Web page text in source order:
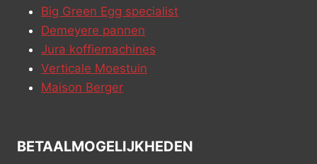
Big Green Egg specialist
Demeyere pannen
Jura koffiemachines
Verticale Moestuin
Maison Berger
BETAALMOGELIJKHEDEN